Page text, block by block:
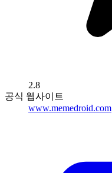
2.8
공식 웹사이트
www.memedroid.com